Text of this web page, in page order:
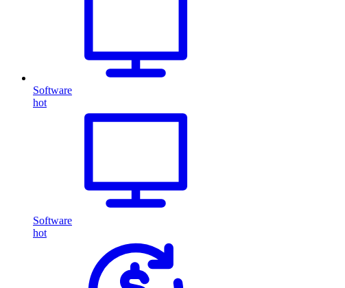
Software
hot
Software
hot